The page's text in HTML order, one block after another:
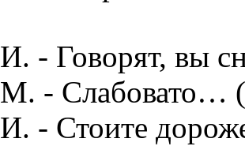
И. - Говорят, вы
М. - Слабовато…
И. - Стоите